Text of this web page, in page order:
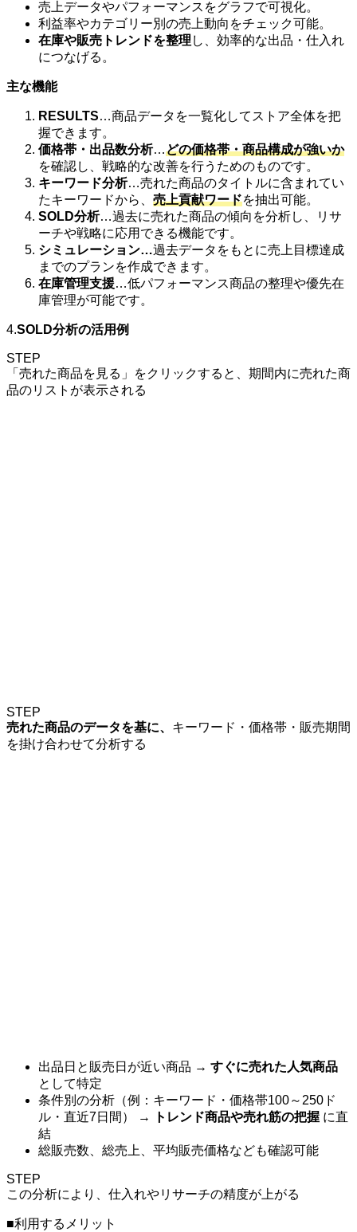
売上データやパフォーマンスをグラフで可視化。
利益率やカテゴリー別の売上動向をチェック可能。
在庫や販売トレンドを整理 し、効率的な出品・仕入れ
につなげる。
主な機能
RESULTS…商品データを一覧化してストア全体を把
握できます。
価格帯・出品数分析…どの価格帯・商品構成が強いか
を確認し、戦略的な改善を行うためのものです。
キーワード分析…売れた商品のタイトルに含まれてい
たキーワードから、 売上貢献ワードを抽出可能。
SOLD分析…過去に売れた商品の傾向を分析し、リサ
ーチや戦略に応用できる機能です。
シミュレーション…過去データをもとに売上目標達成
までのプランを作成できます。
在庫管理支援…低パフォーマンス商品の整理や優先在
庫管理が可能です。
4.SOLD分析の活用例
STEP
「売れた商品を見る」をクリックすると、期間内に売れた商
品のリストが表示される
STEP
売れた商品のデータを基に、 キーワード・価格帯・販売期間
を掛け合わせて分析する
出品日と販売日が近い商品 → すぐに売れた人気商品
として特定
条件別の分析（例：キーワード・価格帯100～250ド
ル・直近7日間） →
トレンド商品や売れ筋の把握 に直
結
総販売数、総売上、平均販売価格なども確認可能
STEP
この分析により、仕入れやリサーチの精度が上がる
■利用するメリット